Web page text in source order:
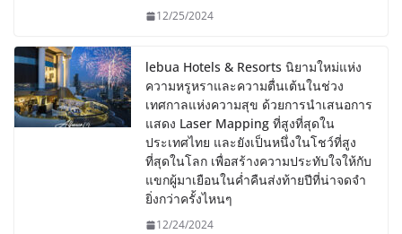
12/25/2024
lebua Hotels & Resorts นิยามใหม่แห่ง
ความหรูหราและความตื่นเต้นในช่วง
เทศกาลแห่งความสุข ด้วยการนำเสนอการ
แสดง Laser Mapping ที่สูงที่สุดใน
ประเทศไทย และยังเป็นหนึ่งในโชว์ที่สูง
ที่สุดในโลก เพื่อสร้างความประทับใจให้กับ
แขกผู้มาเยือนในค่ำคืนส่งท้ายปีที่น่าจดจำ
ยิ่งกว่าครั้งไหนๆ
12/24/2024